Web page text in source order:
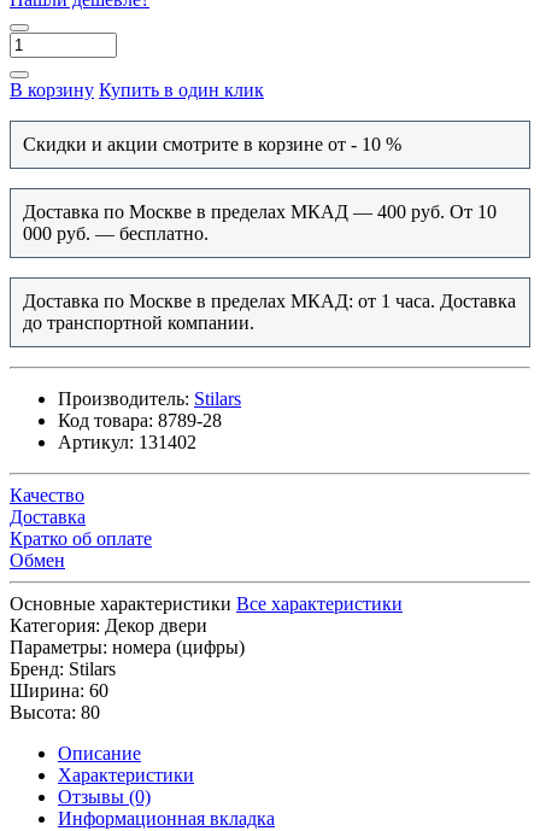
В корзину Купить в один клик
Скидки и акции смотрите в корзине от - 10 %
Доставка по Москве в пределах МКАД — 400 руб. От 10
000 руб. — бесплатно.
Доставка по Москве в пределах МКАД: от 1 часа. Доставка
до транспортной компании.
Производитель: Stilars
Код товара: 8789-28
Артикул: 131402
Качество
Доставка
Кратко об оплате
Обмен
Основные характеристики Все характеристики
Категория: Декор двери
Параметры: номера (цифры)
Бренд: Stilars
Ширина: 60
Высота: 80
Описание
Характеристики
Отзывы (0)
Информационная вкладка